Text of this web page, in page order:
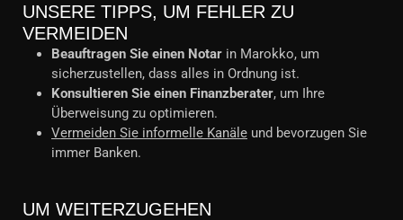
UNSERE TIPPS, UM FEHLER ZU
VERMEIDEN
Beauftragen Sie einen Notar in Marokko, um
sicherzustellen, dass alles in Ordnung ist.
Konsultieren Sie einen Finanzberater, um Ihre
Überweisung zu optimieren.
Vermeiden Sie informelle Kanäle und bevorzugen Sie
immer Banken.
UM WEITERZUGEHEN